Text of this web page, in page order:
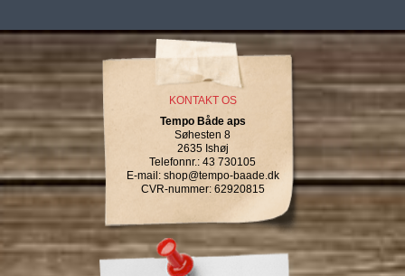
KONTAKT OS
Tempo Både aps
Søhesten 8
2635 Ishøj
Telefonnr.: 43 730105
E-mail : shop@tempo-baade.dk
CVR-nummer:62920815